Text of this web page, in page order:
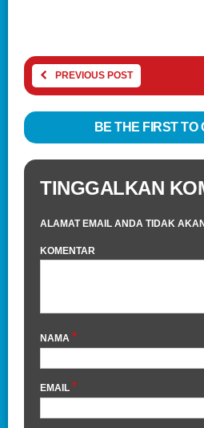
PREVIOUS POST
BE THE FIRST TO
TINGGALKAN
ALAMAT EMAIL ANDA TIDAK
KOMENTAR
NAMA *
EMAIL *